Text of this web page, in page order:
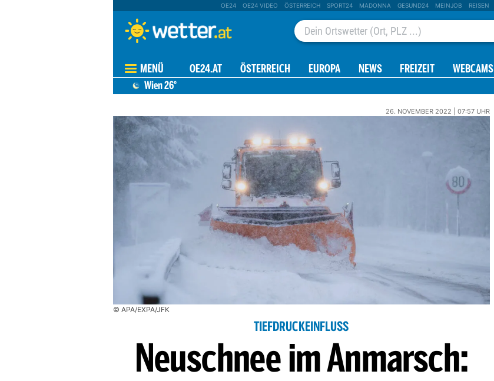
OE24 OE24 VIDEO ÖSTERREICH SPORT24 MADONNA GESUND24 MEINJOB REISEN
MENÜ OE24.AT ÖSTERREICH EUROPA NEWS FREIZEIT WEBCAMS
Wien26°
26. NOVEMBER 2022 | 07:57 UHR
© APA/EXPA/JFK
TIEFDRUCKEINFLUSS
Neuschnee im Anmarsch: